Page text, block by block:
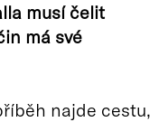
musí čelit
má své
najde cestu,